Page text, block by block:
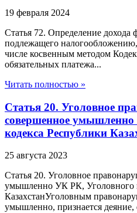
19 февраля 2024
Статья 72. Определение дохода
подлежащего
числе косвенным методом
обязательных платежа...
Читать полностью »
Статья 20. Уголовное
совершенное
кодекса Республики
25 августа 2023
Статья 20. Уголовное
умышленно УК РК, Уголовного
КазахстанУголовным
умышленно, признается деяние,